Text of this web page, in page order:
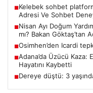
■Kelebek sohbet
Adresi Ve Sohbet
■Nisan Ayı Doğum
mı? Bakan Göktaş’tan
■Osimhen’den Icardi
■Adana’da Üzücü Kaza:
Hayatını Kaybetti
■Dereye düştü: 3